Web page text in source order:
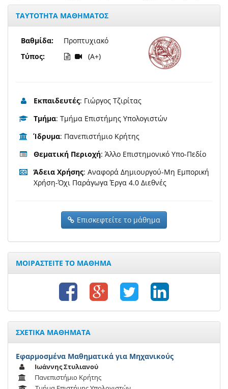
ΤΑΥΤΟΤΗΤΑ ΜΑΘΗΜΑΤΟΣ
Βαθμίδα:
Τύπος:
Προπτυχιακό
(A+)
Εκπαιδευτές: Γιώργος Τζιρίτας
Τμήμα: Τμήμα Επιστήμης Υπολογιστών
Ίδρυμα: Πανεπιστήμιο Κρήτης
Θεματική Περιοχή: Άλλο Επιστημονικό Υπο-Πεδίο
Άδεια Χρήσης: Αναφορά Δημιουργού-Μη Εμπορική
Χρήση-Όχι Παράγωγα Έργα 4.0 Διεθνές
Επισκεφτείτε το μάθημα
ΜΟΙΡΑΣΤΕΙΤΕ ΤΟ ΜΑΘΗΜΑ
ΣΧΕΤΙΚΑ ΜΑΘΗΜΑΤΑ
Εφαρμοσμένα Μαθηματικά για Μηχανικούς
Ιωάννης Στυλιανού
Πανεπιστήμιο Κρήτης